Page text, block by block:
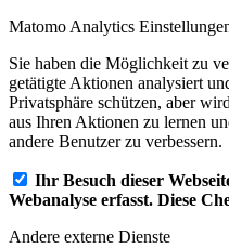
Matomo Analytics
Sie haben die Möglichkeit zu
getätigte Aktionen analysiert
Privatsphäre schützen, aber
aus Ihren Aktionen zu lernen
andere Benutzer zu verbessern.
Ihr Besuch dieser
Webanalyse erfasst. Diese
Andere externe Dienste